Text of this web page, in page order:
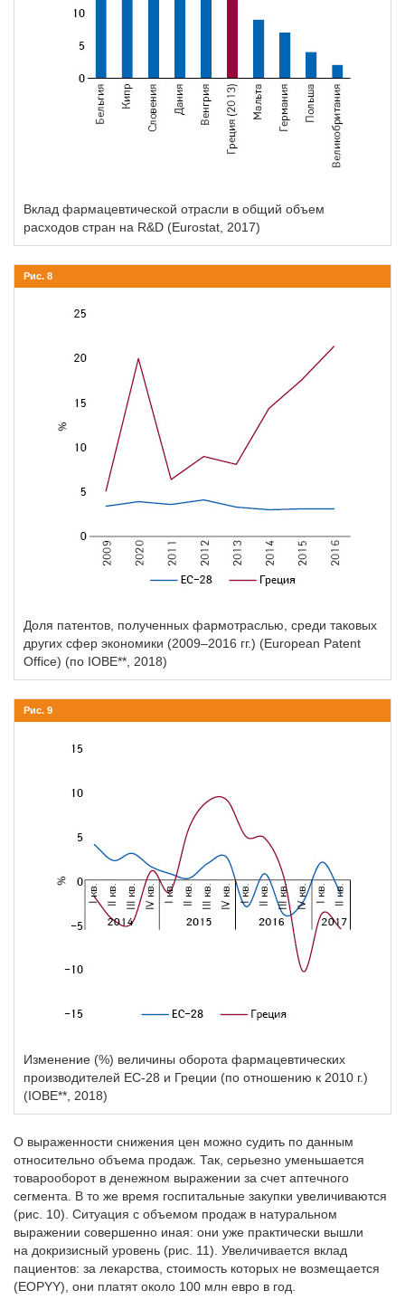
Вклад фармацевтической отрасли в общий объем
расходов стран на R&D (Eurostat, 2017)
Рис. 8
Доля патентов, полученных фармотраслью, среди таковых
других сфер экономики (2009–2016 гг.) (European Patent
Office) (по IOBE**, 2018)
Рис. 9
Изменение (%) величины оборота фармацевтических
производителей ЕС-28 и Греции (по отношению к 2010 г.)
(IOBE**, 2018)
О выраженности снижения цен можно судить по данным
относительно объема продаж. Так, серьезно уменьшается
товарооборот в денежном выражении за счет аптечного
сегмента. В то же время госпитальные закупки увеличиваются
(рис. 10). Ситуация с объемом продаж в натуральном
выражении совершенно иная: они уже практически вышли
на докризисный уровень (рис. 11). Увеличивается вклад
пациентов: за лекарства, стоимость которых не возмещается
(ΕΟРΥΥ), они платят около 100 млн евро в год.